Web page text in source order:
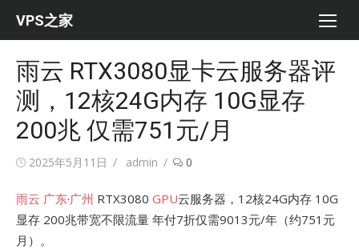
VPS之家
雨云 RTX3080显卡云服务器评
测，12核24G内存 10G显存
200兆 仅需751元/月
Posted
2025年5月11日 Author
admin 0
雨云 广东·广州 RTX3080 GPU云服务器，12核24G内存 10G
显存 200兆带宽不限流量 年付7折仅需9013元/年（约751元
月）。